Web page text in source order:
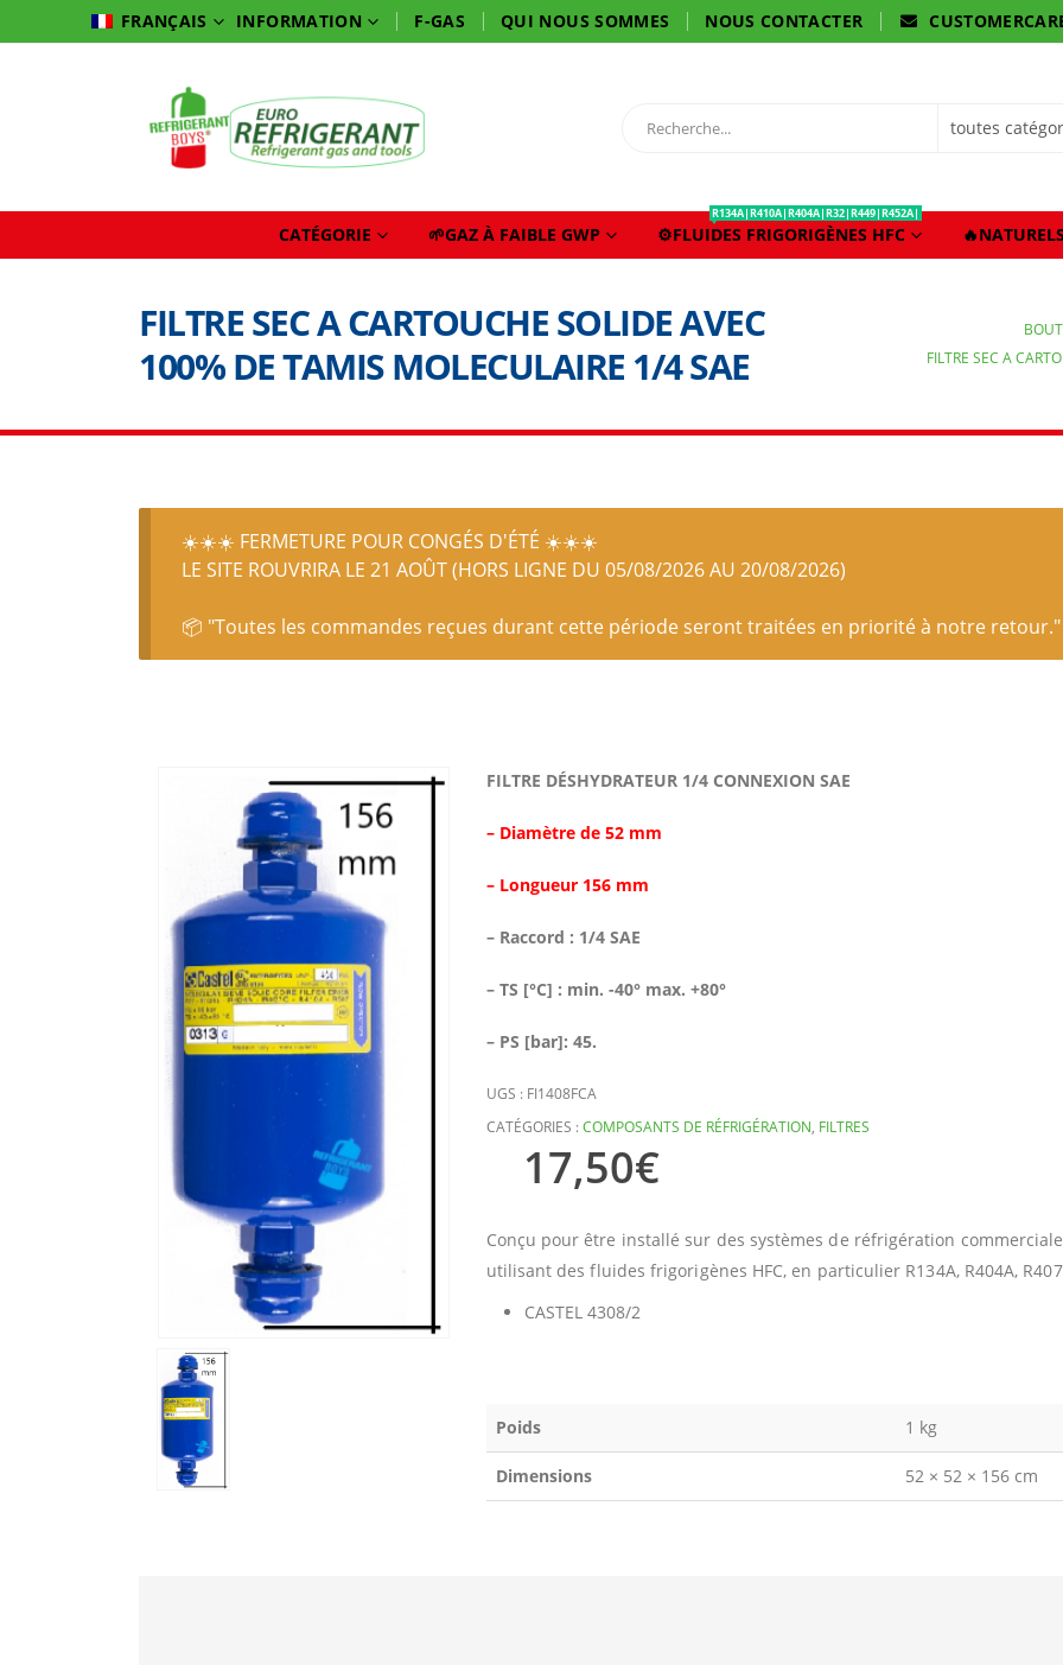
FRANÇAIS INFORMATION F-GAS QUI NOUS SOMMES NOUS CONTACTER
CATÉGORIE 🌱GAZ À FAIBLE GWP ⚙️FLUIDES FRIGORIGÈNES HFC
R134A|R410A|R404A|R32|R449|R452A|
FILTRE SEC A CARTOUCHE SOLIDE AVEC
100% DE TAMIS MOLECULAIRE 1/4 SAE
FILTRE SEC A
☀️☀️☀️ FERMETURE POUR CONGÉS D'ÉTÉ ☀️☀️☀️
LE SITE ROUVRIRA LE 21 AOÛT (HORS LIGNE DU 05/08/2026 AU 20/08/2026)
📦 "Toutes les commandes reçues durant cette période seront traitées en priorité à notre
FILTRE DÉSHYDRATEUR 1/4 CONNEXION SAE
– Diamètre de 52 mm
– Longueur 156 mm
– Raccord : 1/4 SAE
– TS [°C] : min. -40° max. +80°
– PS [bar]: 45.
UGS : FI1408FCA
CATÉGORIES :COMPOSANTS DE RÉFRIGÉRATION, FILTRES
17,50€
Conçu pour être installé sur des systèmes de réfrigération
utilisant des fluides frigorigènes HFC, en particulier R134A, R404A,
CASTEL 4308/2
Poids 1 kg
Dimensions 52 × 52 × 156 cm